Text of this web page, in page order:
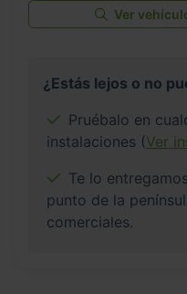
Ver
¿Estás lejos o no
Pruébalo en
instalaciones (Ver
Te lo
punto de la
comerciales.